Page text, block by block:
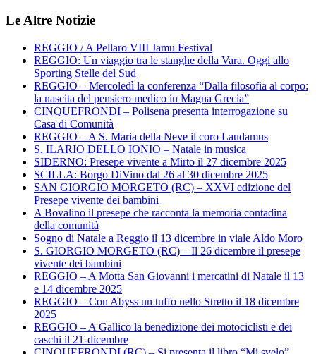
Le Altre Notizie
REGGIO / A Pellaro VIII Jamu Festival
REGGIO: Un viaggio tra le stanghe della Vara. Oggi allo
Sporting Stelle del Sud
REGGIO – Mercoledì la conferenza “Dalla filosofia al corpo:
la nascita del pensiero medico in Magna Grecia”
CINQUEFRONDI – Polisena presenta interrogazione su
Casa di Comunità
REGGIO – A S. Maria della Neve il coro Laudamus
S. ILARIO DELLO IONIO – Natale in musica
SIDERNO: Presepe vivente a Mirto il 27 dicembre 2025
SCILLA: Borgo DiVino dal 26 al 30 dicembre 2025
SAN GIORGIO MORGETO (RC) – XXVI edizione del
Presepe vivente dei bambini
A Bovalino il presepe che racconta la memoria contadina
della comunità
Sogno di Natale a Reggio il 13 dicembre in viale Aldo Moro
S. GIORGIO MORGETO (RC) – Il 26 dicembre il presepe
vivente dei bambini
REGGIO – A Motta San Giovanni i mercatini di Natale il 13
e 14 dicembre 2025
REGGIO – Con Abyss un tuffo nello Stretto il 18 dicembre
2025
REGGIO – A Gallico la benedizione dei motociclisti e dei
caschi il 21-dicembre